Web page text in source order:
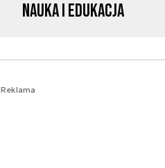
Nauka i edukacja
Reklama